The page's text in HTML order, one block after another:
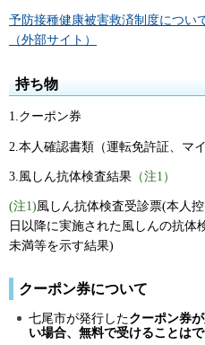
予防接種健康被害救済制度につい
（外部サイト）
持ち物
1.クーポン券
2.本人確認書類（運転免許証、マ
3.風しん抗体検査結果 （注1）
(注1)風しん抗体検査受診票(本人
日以降に実施された風しんの抗体
未満等を示す結果)
クーポン券について
七尾市が発行したクーポン券
い場合、無料で受けることはで